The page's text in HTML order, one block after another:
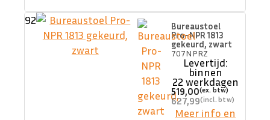
92
Bureaustoel
Pro-NPR 1813
gekeurd, zwart
707NPRZ
Levertijd:
binnen
22 werkdagen
519,00
627,99
Meer info en